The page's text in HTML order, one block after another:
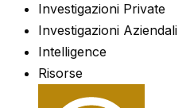
Investigazioni Private
Investigazioni Aziendali
Intelligence
Risorse